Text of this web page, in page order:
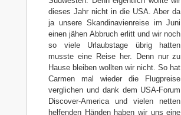
dieses Jahr nicht in die USA. Aber da
ja unsere Skandinavienreise im Juni
einen jähen Abbruch erlitt und wir noch
so viele Urlaubstage übrig hatten
musste eine Reise her. Denn nur zu
Hause bleiben wollten wir nicht. So hat
Carmen mal wieder die Flugpreise
verglichen und dank dem USA-Forum
Discover-America und vielen netten
helfenden Händen haben wir uns eine